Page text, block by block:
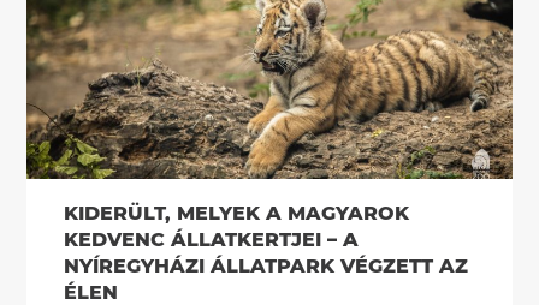
KIDERÜLT, MELYEK A MAGYAROK
KEDVENC ÁLLATKERTJEI – A
NYÍREGYHÁZI ÁLLATPARK VÉGZETT AZ
ÉLEN